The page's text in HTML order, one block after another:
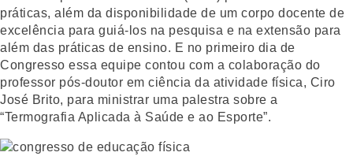
práticas, além da disponibilidade de um corpo docente de
excelência para guiá-los na pesquisa e na extensão para
além das práticas de ensino. E no primeiro dia de
Congresso essa equipe contou com a colaboração do
professor pós-doutor em ciência da atividade física, Ciro
José Brito, para ministrar uma palestra sobre a
“Termografia Aplicada à Saúde e ao Esporte”.